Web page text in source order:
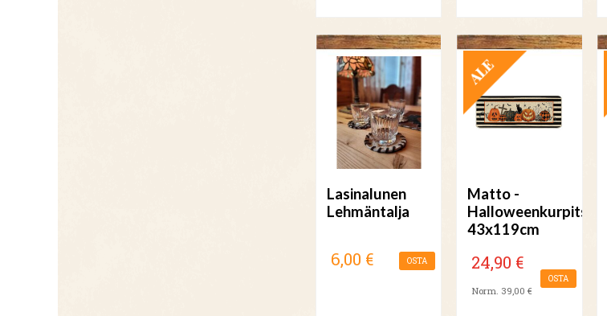
Lasinalunen
Lehmäntalja
6,00 € OSTA
TARJOUS
Matto -
Halloweenkurpitsat
43x119cm
24,90 €
Norm. 39,00 €
OSTA